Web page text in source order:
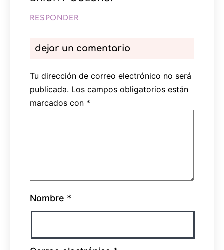
RESPONDER
dejar un comentario
Tu dirección de correo electrónico no será
publicada. Los campos obligatorios están
marcados con *
Nombre *